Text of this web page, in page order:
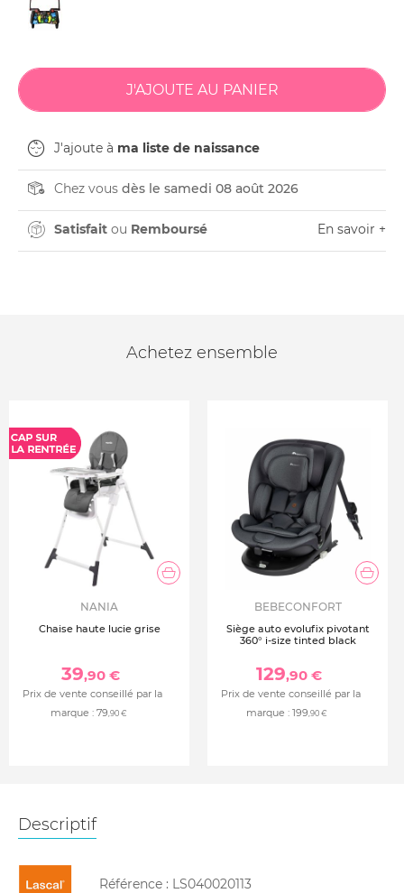
J'ajoute à ma liste de naissance
Chez vous dès le samedi 08 août 2026
Satisfait ou Remboursé En savoir +
Achetez ensemble
NANIA
Chaise haute lucie grise
39,90 €
Prix de vente conseillé par la
marque : 79,90 €
BEBECONFORT
Siège auto evolufix pivotant
360° i-size tinted black
129,90 €
Prix de vente conseillé par la
marque : 199,90 €
Descriptif
Référence : LS040020113